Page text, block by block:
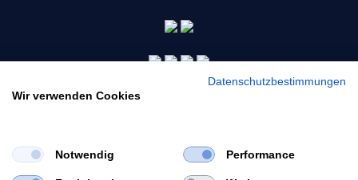
Datenschutzbestimmungen
Wir verwenden Cookies
Notwendig Performance